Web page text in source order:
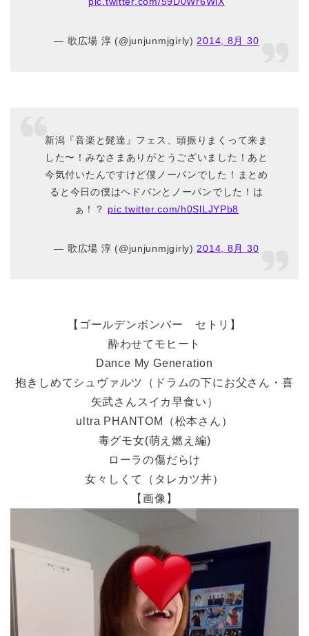
— 歌広場 淳 (@junjunmjgirly) 2014, 8月 30
新潟『音楽と髭達』フェス、頭振りまくって来ま
した〜！みなさまありがとうございました！あと
今気付いたんですけど僕ノーパンでした！まとめ
ると今日の僕はヘドバンとノーパンでした！は
ぁ！？ pic.twitter.com/h0SlLJYPb8
— 歌広場 淳 (@junjunmjgirly) 2014, 8月 30
【ゴールデンボンバー セトリ】
酔わせてモヒート
Dance My Generation
抱きしめてシュヴァルツ（ドラムの下にお父さん・喜
矢武さんスイカ早食い）
ultra PHANTOM（松本さん）
毒グモ女(萌え燃え編)
ローラの傷だらけ
女々しくて（タレカツ丼）
【画像】